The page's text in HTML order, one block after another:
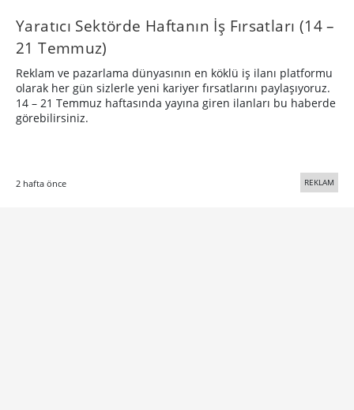
Yaratıcı Sektörde Haftanın İş Fırsatları (14 –
21 Temmuz)
Reklam ve pazarlama dünyasının en köklü iş ilanı platformu
olarak her gün sizlerle yeni kariyer fırsatlarını paylaşıyoruz.
14 – 21 Temmuz haftasında yayına giren ilanları bu haberde
görebilirsiniz.
2 hafta önce REKLAM